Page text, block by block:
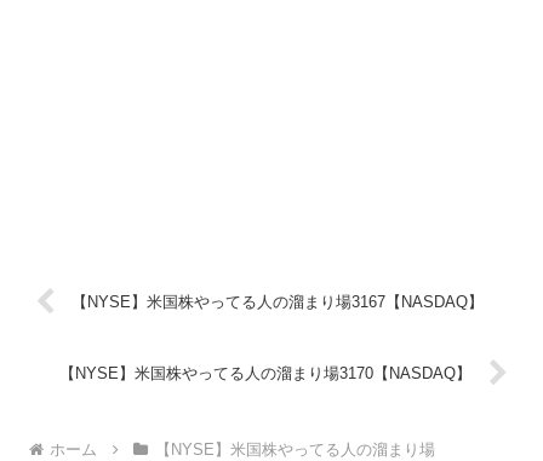
【NYSE】米国株やってる人の溜まり場3167【NASDAQ】
【NYSE】米国株やってる人の溜まり場3170【NASDAQ】
ホーム 【NYSE】米国株やってる人の溜まり場